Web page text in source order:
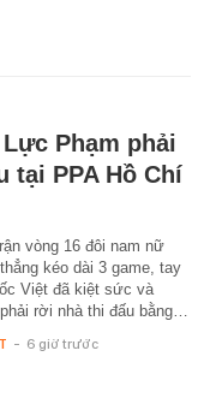
Phạm phải
tại PPA Hồ Chí
vòng 16 đôi nam nữ
kéo dài 3 game, tay
Việt đã kiệt sức và
rời nhà thi đấu bằng…
- 6 giờ trước